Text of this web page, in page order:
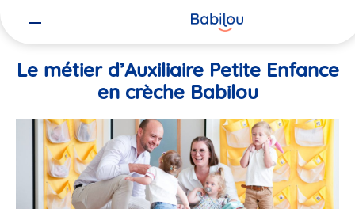
Le métier d’Auxiliaire Petite Enfance
en crèche Babilou